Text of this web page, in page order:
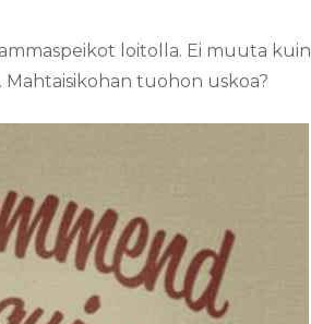
loitolla. Ei muuta kuin
tuohon uskoa?